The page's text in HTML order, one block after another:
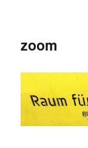
zoom